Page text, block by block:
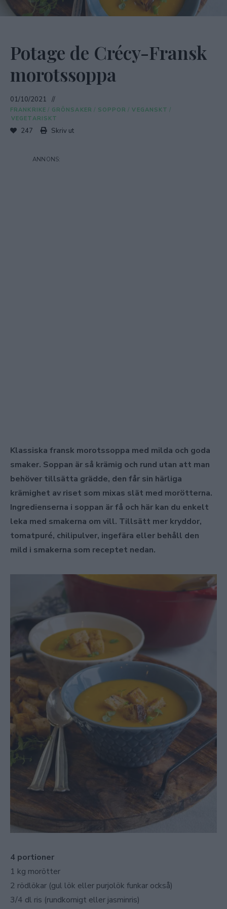
Potage de Crécy-Fransk
morotssoppa
01/10/2021
FRANKRIKE / GRÖNSAKER / SOPPOR / VEGANSKT /
VEGETARISKT
247 Skriv ut
Klassiska fransk morotssoppa med milda och goda
smaker. Soppan är så krämig och rund utan att man
behöver tillsätta grädde, den får sin härliga
krämighet av riset som mixas slät med morötterna.
Ingredienserna i soppan är få och här kan du enkelt
leka med smakerna om vill. Tillsätt mer kryddor,
tomatpuré, chilipulver, ingefära eller behåll den
mild i smakerna som receptet nedan.
4 portioner
1 kg morötter
2 rödlökar (gul lök eller purjolök funkar också)
3/4 dl ris (rundkornigt eller jasminris)